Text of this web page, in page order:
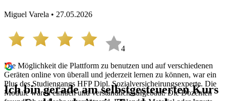
Miguel Varela • 27.05.2026
4
Die Möglichkeit die Plattform zu benutzen und auf verschiedenen
Geräten online von überall und jederzeit lernen zu können, war ein
Plus des Studiengangs HFP Dipl. Sozialversicheirungsexperte. Die
Module waren einfach und verständlich aufgebaut. Die Dozenten
Ich bin gerade am selbstgesteuerten Kurs